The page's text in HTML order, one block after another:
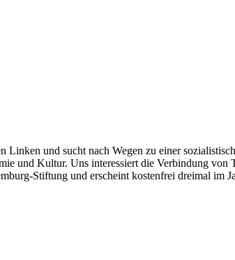
Linken und sucht nach Wegen zu einer
und Kultur. Uns interessiert die Verbindung
Stiftung und erscheint kostenfrei dreimal im